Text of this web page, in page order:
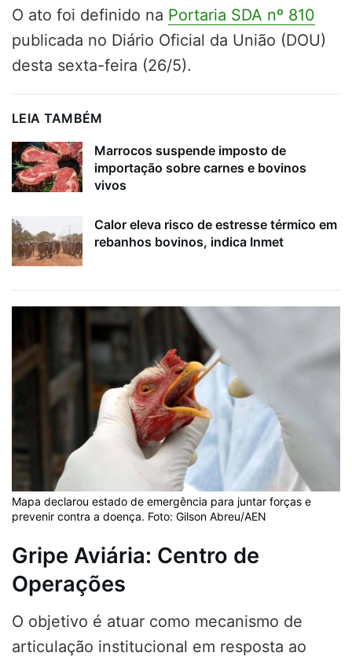
O ato foi definido na Portaria SDA nº 810
publicada no Diário Oficial da União (DOU)
desta sexta-feira (26/5).
LEIA TAMBÉM
Marrocos suspende imposto de
importação sobre carnes e bovinos
vivos
Calor eleva risco de estresse térmico em
rebanhos bovinos, indica Inmet
Mapa declarou estado de emergência para juntar forças e
prevenir contra a doença. Foto: Gilson Abreu/AEN
Gripe Aviária: Centro de
Operações
O objetivo é atuar como mecanismo de
articulação institucional em resposta ao